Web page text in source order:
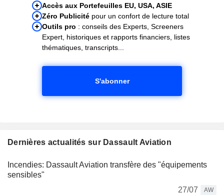
Accès aux Portefeuilles EU, USA, ASIE
Zéro Publicité pour un confort de lecture total
Outils pro : conseils des Experts, Screeners
Expert, historiques et rapports financiers, listes
thématiques, transcripts...
S'abonner
Dernières actualités sur Dassault Aviation
Incendies: Dassault Aviation transfère des "équipements
sensibles"
27/07
AW